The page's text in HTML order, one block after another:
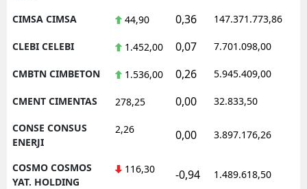
CIMSA CIMSA 44,90 0,36 147.371.773,86
CLEBI CELEBI 1.452,00 0,07 7.701.098,00
CMBTN CIMBETON 1.536,00 0,26 5.945.409,00
CMENT CIMENTAS 278,25 0,00 32.833,50
CONSE CONSUS
ENERJI
2,26 0,00 3.897.176,26
COSMO COSMOS
YAT. HOLDING
116,30 -0,94 1.489.618,50